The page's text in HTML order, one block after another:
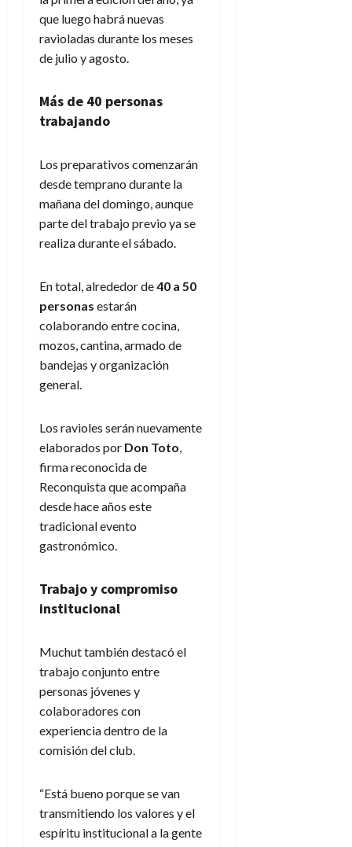
que luego habrá nuevas
ravioladas durante los meses
de julio y agosto.
Más de 40 personas
trabajando
Los preparativos comenzarán
desde temprano durante la
mañana del domingo, aunque
parte del trabajo previo ya se
realiza durante el sábado.
En total, alrededor de40 a 50
personas estarán
colaborando entre cocina,
mozos, cantina, armado de
bandejas y organización
general.
Los ravioles serán nuevamente
elaborados por Don Toto,
firma reconocida de
Reconquista que acompaña
desde hace años este
tradicional evento
gastronómico.
Trabajo y compromiso
institucional
Muchut también destacó el
trabajo conjunto entre
personas jóvenes y
colaboradores con
experiencia dentro de la
comisión del club.
“Está bueno porque se van
transmitiendo los valores y el
espíritu institucional a la gente